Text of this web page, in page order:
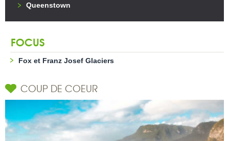
Queenstown
FOCUS
Fox et Franz Josef Glaciers
COUP DE COEUR